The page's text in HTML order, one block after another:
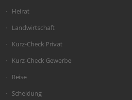
Heirat
Landwirtschaft
Kurz-Check Privat
Kurz-Check Gewerbe
Reise
Scheidung